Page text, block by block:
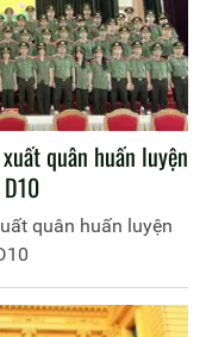
quân huấn luyện
quân huấn luyện